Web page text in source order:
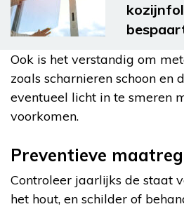
Ook is het verstandig om
zoals scharnieren schoon en
eventueel licht in te smeren
voorkomen.
Preventieve
Controleer jaarlijks de staat
het hout, en schilder of